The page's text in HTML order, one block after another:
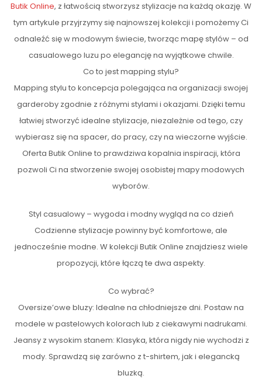
Butik Online, z łatwością stworzysz stylizacje na każdą okazję. W
tym artykule przyjrzymy się najnowszej kolekcji i pomożemy Ci
odnaleźć się w modowym świecie, tworząc mapę stylów – od
casualowego luzu po elegancję na wyjątkowe chwile.
Co to jest mapping stylu?
Mapping stylu to koncepcja polegająca na organizacji swojej
garderoby zgodnie z różnymi stylami i okazjami. Dzięki temu
łatwiej stworzyć idealne stylizacje, niezależnie od tego, czy
wybierasz się na spacer, do pracy, czy na wieczorne wyjście.
Oferta Butik Online to prawdziwa kopalnia inspiracji, która
pozwoli Ci na stworzenie swojej osobistej mapy modowych
wyborów.
Styl casualowy – wygoda i modny wygląd na co dzień
Codzienne stylizacje powinny być komfortowe, ale
jednocześnie modne. W kolekcji Butik Online znajdziesz wiele
propozycji, które łączą te dwa aspekty.
Co wybrać?
Oversize’owe bluzy: Idealne na chłodniejsze dni. Postaw na
modele w pastelowych kolorach lub z ciekawymi nadrukami.
Jeansy z wysokim stanem: Klasyka, która nigdy nie wychodzi z
mody. Sprawdzą się zarówno z t-shirtem, jak i elegancką
bluzką.